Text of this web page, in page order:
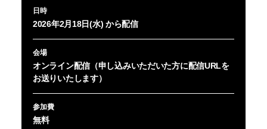
日時
2026年2月18日(水) から配信
会場
オンライン配信（申し込みいただいた方に配信URLを
お送りいたします）
参加費
無料